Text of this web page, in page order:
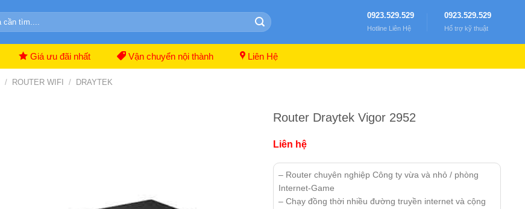
0923.529.529
Hotline Liên Hệ
0923.529.529
Hổ trợ kỹ thuật
Giá ưu đãi nhất Vận chuyển nội thành Liên Hệ
/ ROUTER WIFI / DRAYTEK
Router Draytek Vigor 2952
Liên hệ
– Router chuyên nghiệp Công ty vừa và nhỏ / phòng
Internet-Game
– Chạy đồng thời nhiều đường truyền internet và cộng